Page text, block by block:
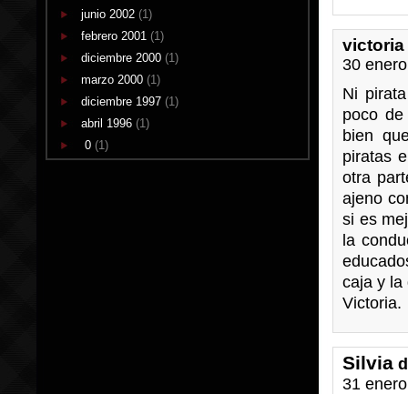
junio 2002 (1)
febrero 2001 (1)
diciembre 2000 (1)
marzo 2000 (1)
diciembre 1997 (1)
abril 1996 (1)
0 (1)
victoria
30
Ni
poco
bien
piratas
otra
ajeno
si es
la
caja y la
Victoria.
Silvia
31